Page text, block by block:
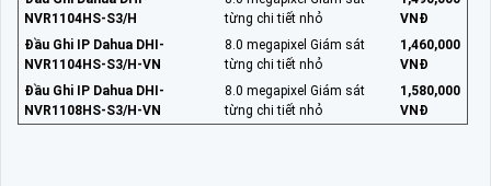
NVR1104HS-S3/H
từng chi tiết nhỏ
VNĐ
Đầu Ghi IP Dahua DHI-
NVR1104HS-S3/H-VN
8.0 megapixel Giám sát
từng chi tiết nhỏ
1,460,000
VNĐ
Đầu Ghi IP Dahua DHI-
NVR1108HS-S3/H-VN
8.0 megapixel Giám sát
từng chi tiết nhỏ
1,580,000
VNĐ